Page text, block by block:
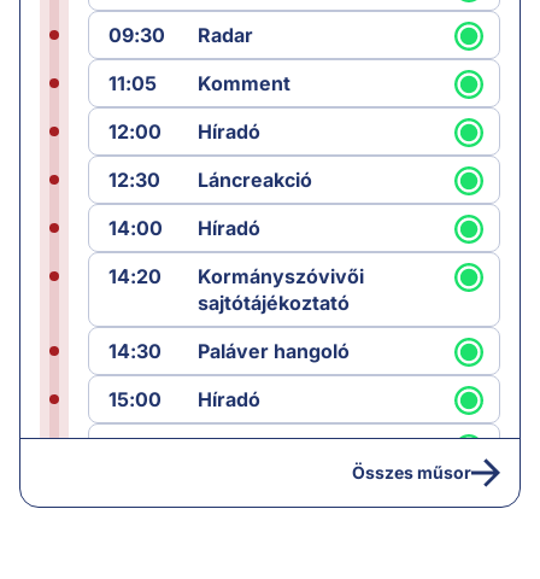
09:30
Radar
11:05
Komment
12:00
Híradó
12:30
Láncreakció
14:00
Híradó
14:20
Kormányszóvivői
sajtótájékoztató
14:30
Paláver hangoló
15:00
Híradó
15:30
Paláver
Összes műsor